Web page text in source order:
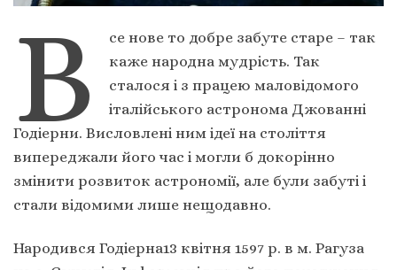
В
се нове то добре забуте старе – так
каже народна мудрість. Так
сталося і з працею маловідомого
італійського астронома Джованні
Годіерни. Висловлені ним ідеї на століття
випереджали його час і могли б докорінно
змінити розвиток астрономії, але були забуті і
стали відомими лише нещодавно.
Народився Годіерна13 квітня 1597 р. в м. Рагуза